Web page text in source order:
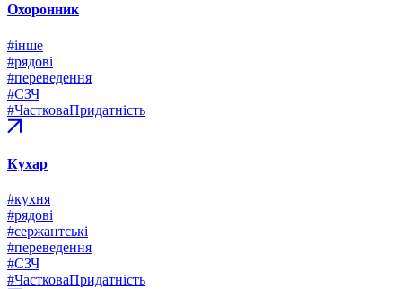
Охоронник
#інше
#рядові
#переведення
#СЗЧ
#ЧастковаПридатність
Кухар
#кухня
#рядові
#сержантські
#переведення
#СЗЧ
#ЧастковаПридатність